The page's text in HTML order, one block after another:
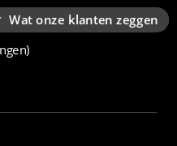
Wat onze klanten zeggen